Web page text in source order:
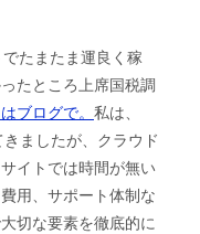
たまたま運良く稼
たところ上席国税調
ブログで。 私は、
ましたが、クラウド
イトでは時間が無い
用、サポート体制な
切な要素を徹底的に